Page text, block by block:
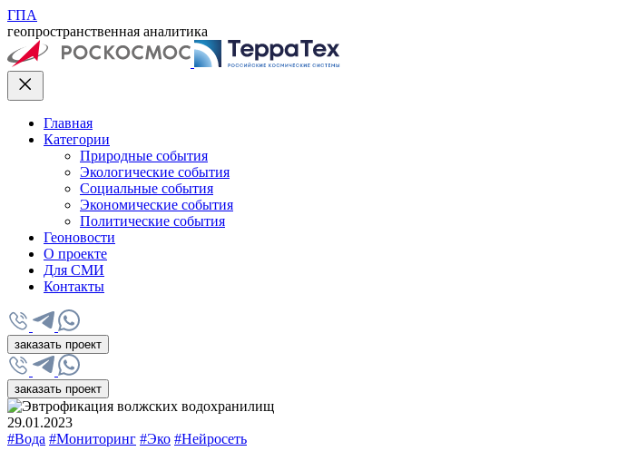
ГПА
геопространственная аналитика
Главная
Категории
Природные события
Экологические события
Социальные события
Экономические события
Политические события
Геоновости
О проекте
Для СМИ
Контакты
заказать проект
заказать проект
29.01.2023
#Вода #Мониторинг #Эко #Нейросеть